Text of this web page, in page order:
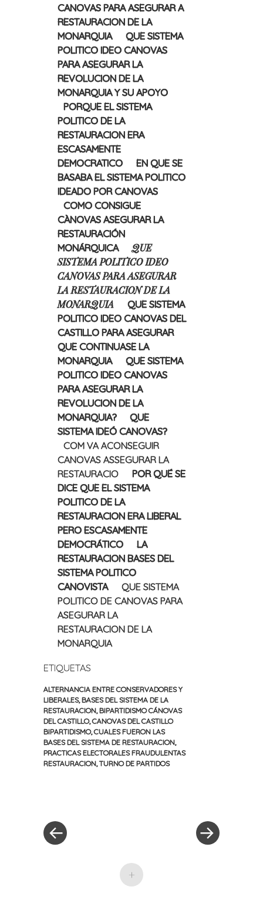
CANOVAS PARA ASEGURAR A
RESTAURACION DE LA
MONARQUIA
QUE SISTEMA
POLITICO IDEO CANOVAS
PARA ASEGURAR LA
REVOLUCION DE LA
MONARQUIA Y SU APOYO
PORQUE EL SISTEMA
POLITICO DE LA
RESTAURACION ERA
ESCASAMENTE
DEMOCRATICO
EN QUE SE
BASABA EL SISTEMA POLITICO
IDEADO POR CANOVAS
COMO CONSIGUE
CÀNOVAS ASEGURAR LA
RESTAURACIÓN
MONÁRQUICA
QUE
SISTEMA POLITICO IDEO
CANOVAS PARA ASEGURAR
LA RESTAURACION DE LA
MONARQUIA
QUE SISTEMA
POLITICO IDEO CANOVAS DEL
CASTILLO PARA ASEGURAR
QUE CONTINUASE LA
MONARQUIA
QUE SISTEMA
POLITICO IDEO CANOVAS
PARA ASEGURAR LA
REVOLUCION DE LA
MONARQUIA?
QUE
SISTEMA IDEÓ CANOVAS?
COM VA ACONSEGUIR
CANOVAS ASSEGURAR LA
RESTAURACIO
POR QUÉ SE
DICE QUE EL SISTEMA
POLITICO DE LA
RESTAURACION ERA LIBERAL
PERO ESCASAMENTE
DEMOCRÁTICO
LA
RESTAURACION BASES DEL
SISTEMA POLITICO
CANOVISTA
QUE SISTEMA
POLITICO DE CANOVAS PARA
ASEGURAR LA
RESTAURACION DE LA
MONARQUIA
ETIQUETAS
ALTERNANCIA ENTRE CONSERVADORES Y
LIBERALES, BASES DEL SISTEMA DE LA
RESTAURACION BIPARTIDISMO CÁNOVAS
DEL CASTILLO,CANOVAS DEL CASTILLO
BIPARTIDISMO,CUALES FUERON LAS
BASES DEL SISTEMA DE RESTAURACION
PRACTICAS ELECTORALES FRAUDULENTAS
RESTAURACION ,TURNO DE PARTIDOS
entradas
+